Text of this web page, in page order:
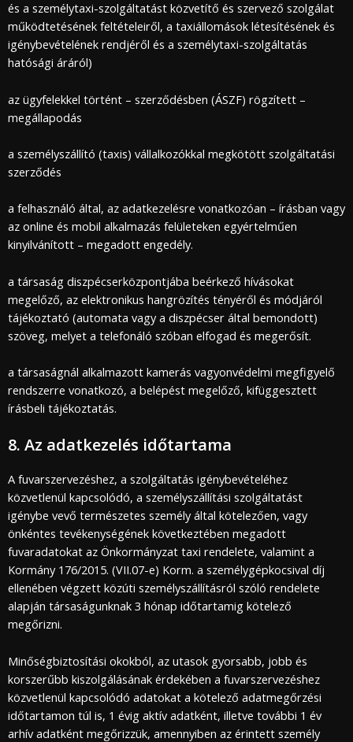
és a személytaxi-szolgáltatást közvetítő és szervező szolgálat
működtetésének feltételeiről, a taxiállomások létesítésének és
igénybevételének rendjéről és a személytaxi-szolgáltatás
hatósági áráról)
az ügyfelekkel történt – szerződésben (ÁSZF) rögzített –
megállapodás
a személyszállító (taxis) vállalkozókkal megkötött szolgáltatási
szerződés
a felhasználó által, az adatkezelésre vonatkozóan – írásban vagy
az online és mobil alkalmazás felületeken egyértelműen
kinyilvánított – megadott engedély.
a társaság diszpécserközpontjába beérkező hívásokat
megelőző, az elektronikus hangrözítés tényéről és módjáról
tájékoztató (automata vagy a diszpécser által bemondott)
szöveg, melyet a telefonáló szóban elfogad és megerősít.
a társaságnál alkalmazott kamerás vagyonvédelmi megfigyelő
rendszerre vonatkozó, a belépést megelőző, kifüggesztett
írásbeli tájékoztatás.
8. Az adatkezelés időtartama
A fuvarszervezéshez, a szolgáltatás igénybevételéhez
közvetlenül kapcsolódó, a személyszállítási szolgáltatást
igénybe vevő természetes személy által kötelezően, vagy
önkéntes tevékenységének következtében megadott
fuvaradatokat az Önkormányzat taxi rendelete, valamint a
Kormány 176/2015. (VII.07-e) Korm. a személygépkocsival díj
ellenében végzett közúti személyszállításról szóló rendelete
alapján társaságunknak 3 hónap időtartamig kötelező
megőrizni.
Minőségbiztosítási okokból, az utasok gyorsabb, jobb és
korszerűbb kiszolgálásának érdekében a fuvarszervezéshez
közvetlenül kapcsolódó adatokat a kötelező adatmegőrzési
időtartamon túl is, 1 évig aktív adatként, illetve további 1 év
arhív adatként megőrizzük, amennyiben az érintett személy